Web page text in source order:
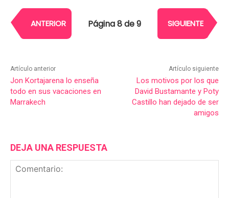
ANTERIOR Página 8 de 9 SIGUIENTE
Artículo anterior
Jon Kortajarena lo enseña
todo en sus vacaciones en
Marrakech
Artículo siguiente
Los motivos por los que
David Bustamante y Poty
Castillo han dejado de ser
amigos
DEJA UNA RESPUESTA